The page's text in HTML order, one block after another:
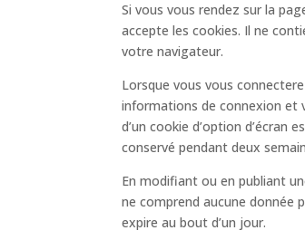
Si vous vous rendez sur la
accepte les cookies. Il ne
votre navigateur.
Lorsque vous vous
informations de connexion et
d’un cookie d’option d’écran
conservé pendant deux
En modifiant ou en publiant
ne comprend aucune donnée
expire au bout d’un jour.